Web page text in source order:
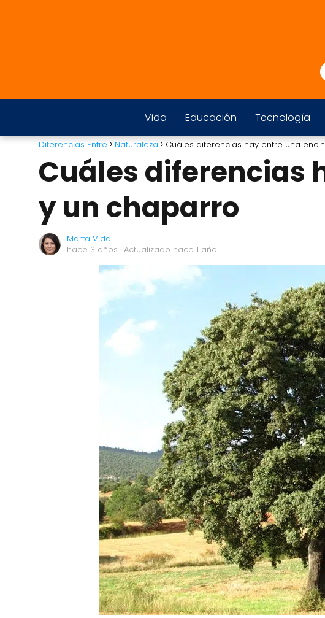
Vida Educación Tecnología
Diferencias Entre Naturaleza Cuáles diferencias hay entre una
Cuáles diferencias
y un chaparro
Marta Vidal
hace 3 años · Actualizado hace 1 año